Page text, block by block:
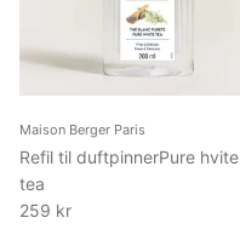
Maison Berger Paris
Refil til duftpinnerPure hvite
tea
259 kr